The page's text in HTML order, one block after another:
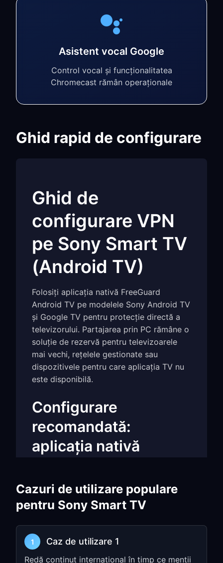
Asistent vocal Google
Control vocal și funcționalitatea
Chromecast rămân operaționale
Ghid rapid de configurare
Ghid de
configurare VPN
pe Sony Smart TV
(Android TV)
Folosiți aplicația nativă FreeGuard
Android TV pe modelele Sony Android TV
și Google TV pentru protecție directă a
televizorului. Partajarea prin PC rămâne o
soluție de rezervă pentru televizoarele
mai vechi, rețelele gestionate sau
dispozitivele pentru care aplicația TV nu
este disponibilă.
Configurare
recomandată:
aplicația nativă
Pasul 1: Instalați FreeGuard
pe Sony Android TV
Android TV sau Google TV
CăutațiFreeGuard VPN
Cazuri de utilizare populare
pentru Sony Smart TV
1 Caz de utilizare 1
Redă conținut internațional în timp ce menții